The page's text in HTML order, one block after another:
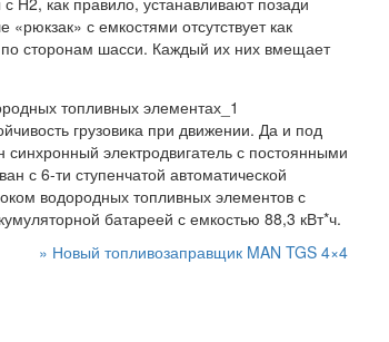
с емкостями отсутствует как
сторонам шасси. Каждый их них вмещает
грузовика при движении. Да и под
электродвигатель с постоянными
с 6-ти ступенчатой автоматической
водородных топливных элементов с
батареей с емкостью 88,3 кВт*ч.
» Новый топливозаправщик MAN TGS 4×4